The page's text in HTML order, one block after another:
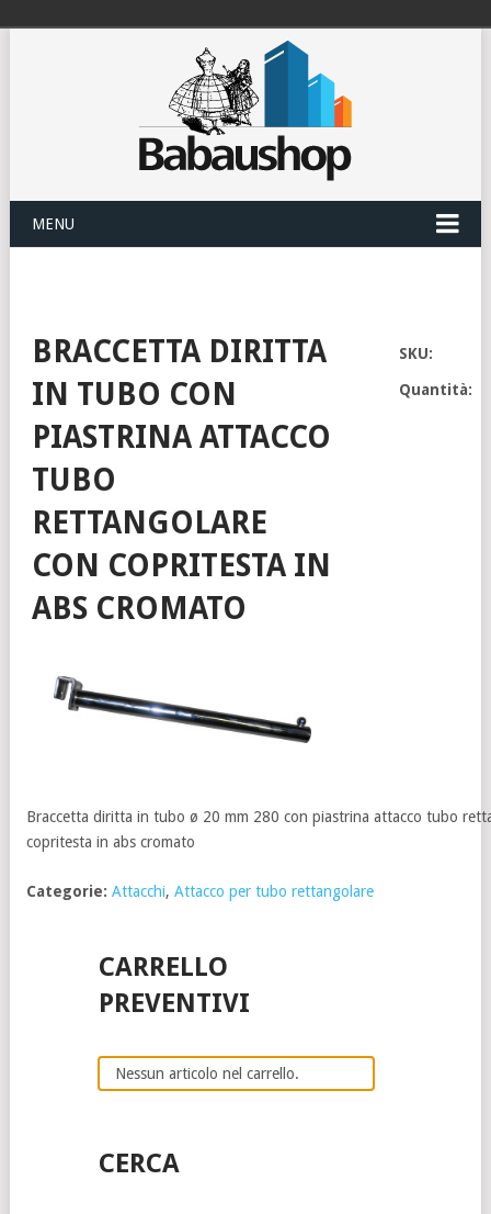
MENU
BRACCETTA DIRITTA
IN TUBO CON
PIASTRINA ATTACCO
TUBO
RETTANGOLARE
CON COPRITESTA IN
ABS CROMATO
SKU:
Quantità:
Braccetta diritta in tubo ø 20 mm 280 con piastrina attacco tubo
copritesta in abs cromato
Categorie: Attacchi, Attacco per tubo rettangolare
CARRELLO
PREVENTIVI
Nessun articolo nel carrello.
CERCA